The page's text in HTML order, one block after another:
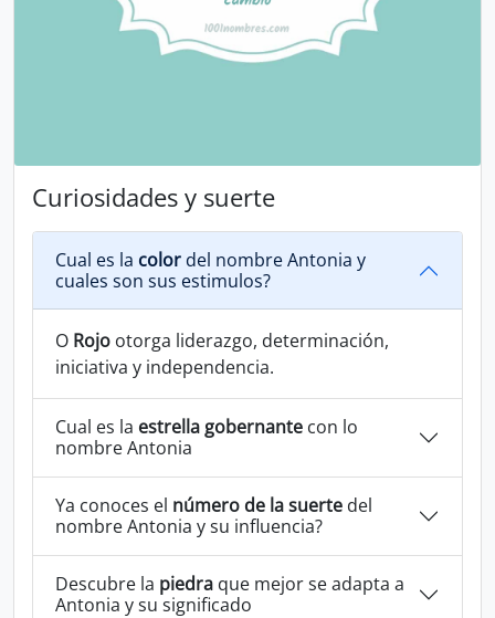
Curiosidades y suerte
Cual es la color del nombre Antonia y
cuales son sus estimulos?
O Rojo otorga liderazgo, determinación,
iniciativa y independencia.
Cual es la estrella gobernante con lo
nombre Antonia
Ya conoces el número de la suerte del
nombre Antonia y su influencia?
Descubre la piedra que mejor se adapta a
Antonia y su significado